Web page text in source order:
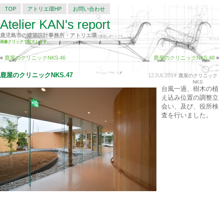
TOP アトリエ環HP お問い合わせ
Atelier KAN's report
鹿児島市の建築設計事務所・アトリエ環の建築レポートです。
画像クリックで拡大します。
« 鹿屋のクリニックNKS.46 鹿屋のクリニックNKS.48 »
12JUL 2014 鹿屋のクリニック
NKS
鹿屋のクリニックNKS.47
台風一過、樹木の植
え込み位置の調整立
会い、及び、役所検
査を行いました。